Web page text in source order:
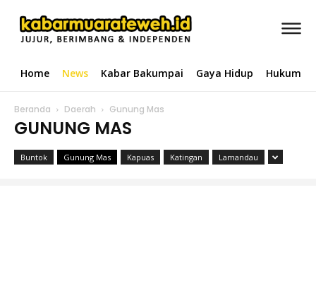
Home News Kabar Bakumpai Gaya Hidup Hukum &
Beranda Daerah Gunung Mas
GUNUNG MAS
Buntok Gunung Mas Kapuas Katingan Lamandau